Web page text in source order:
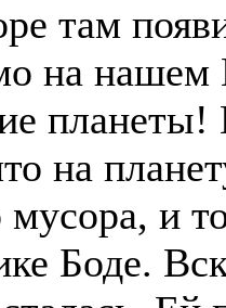
там
на
планеты!
на
и
Боде.